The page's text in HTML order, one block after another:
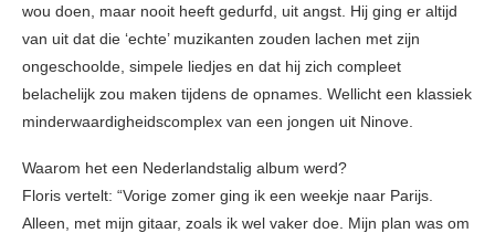
wou doen, maar nooit heeft gedurfd, uit angst. Hij ging er altijd
van uit dat die ‘echte’ muzikanten zouden lachen met zijn
ongeschoolde, simpele liedjes en dat hij zich compleet
belachelijk zou maken tijdens de opnames. Wellicht een klassiek
minderwaardigheidscomplex van een jongen uit Ninove.
Waarom het een Nederlandstalig album werd?
Floris vertelt: “Vorige zomer ging ik een weekje naar Parijs.
Alleen, met mijn gitaar, zoals ik wel vaker doe. Mijn plan was om